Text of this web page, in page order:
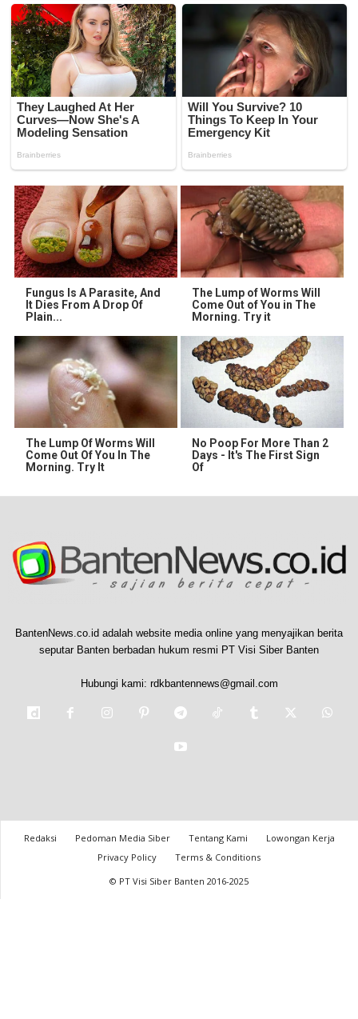
Fungus Is A Parasite, And
It Dies From A Drop Of
Plain...
The Lump of Worms Will
Come Out of You in The
Morning. Try it
The Lump Of Worms Will
Come Out Of You In The
Morning. Try It
No Poop For More Than 2
Days - It's The First Sign
Of
BantenNews.co.id adalah website media online yang menyajikan berita
seputar Banten berbadan hukum resmi PT Visi Siber Banten
Hubungi kami: rdkbantennews@gmail.com
Redaksi Pedoman Media Siber Tentang Kami
Lowongan Kerja
Privacy Policy
Terms & Conditions
© PT Visi Siber Banten 2016-2025